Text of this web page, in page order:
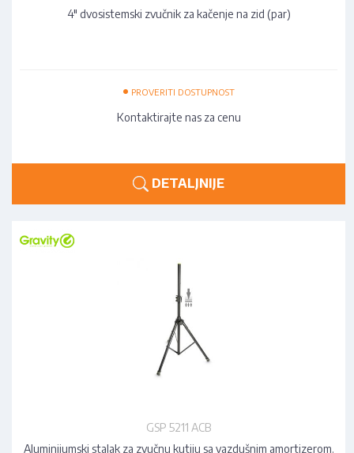
4" dvosistemski zvučnik za kačenje na zid (par)
• PROVERITI DOSTUPNOST
Kontaktirajte nas za cenu
DETALJNIJE
GSP 5211 ACB
Aluminijumski stalak za zvučnu kutiju sa vazdušnim amortizerom.